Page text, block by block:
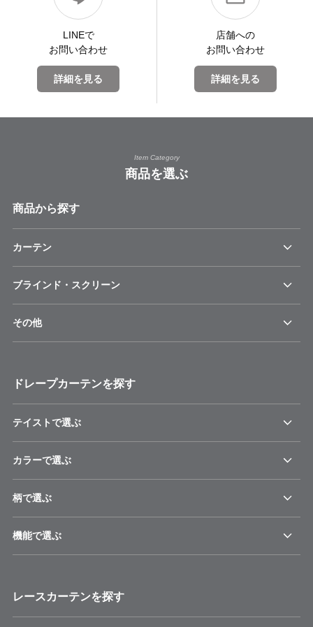
LINEで
お問い合わせ
詳細を見る
店舗への
お問い合わせ
詳細を見る
Item Category
商品を選ぶ
商品から探す
カーテン
ブラインド・スクリーン
その他
ドレープカーテンを探す
テイストで選ぶ
カラーで選ぶ
柄で選ぶ
機能で選ぶ
レースカーテンを探す